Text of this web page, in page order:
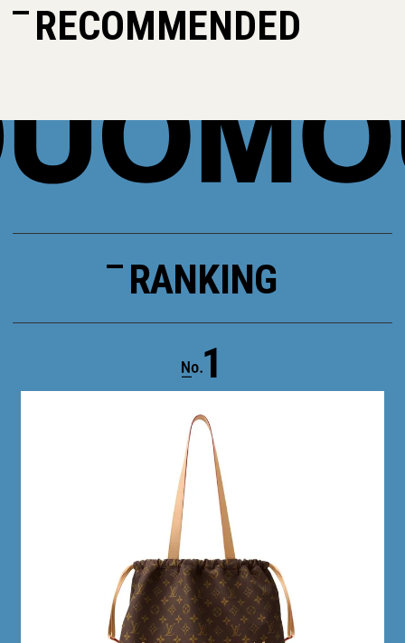
RECOMMENDED
RANKING
1